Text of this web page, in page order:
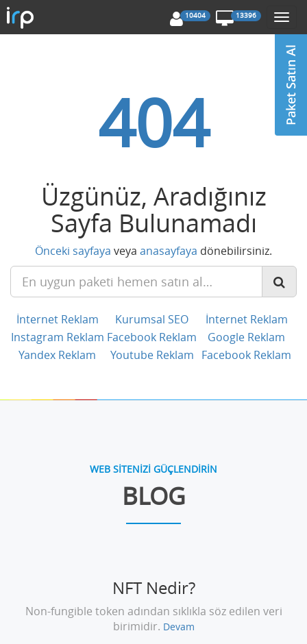
10404 13396
404
Üzgünüz, Aradığınız
Sayfa Bulunamadı
Önceki sayfaya veya anasayfaya dönebilirsiniz.
İnternet Reklam Kurumsal SEO
İnternet Reklam
Instagram Reklam Facebook Reklam
Google Reklam
Yandex Reklam
Youtube Reklam Facebook Reklam
WEB SİTENİZİ GÜÇLENDİRİN
BLOG
NFT Nedir?
Non-fungible token adından sıklıkla söz edilen veri
birimidir. Devam